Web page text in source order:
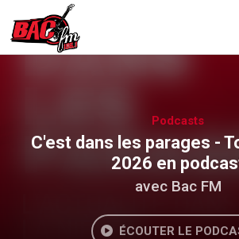
Podcasts
C'est dans les parages -
2026 en
avec Bac FM
ÉCOUTER LE